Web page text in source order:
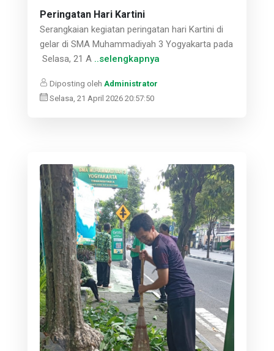
Peringatan Hari Kartini
Serangkaian kegiatan peringatan hari Kartini di
gelar di SMA Muhammadiyah 3 Yogyakarta pada
Selasa, 21 A ..selengkapnya
Diposting oleh Administrator
Selasa, 21 April 2026 20:57:50